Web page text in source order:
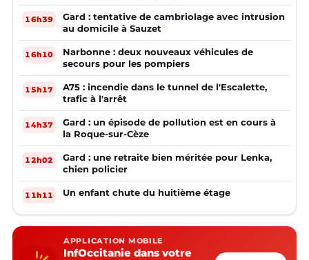
16h39
Gard : tentative de cambriolage avec intrusion
au domicile à Sauzet
16h10
Narbonne : deux nouveaux véhicules de
secours pour les pompiers
15h17
A75 : incendie dans le tunnel de l'Escalette,
trafic à l'arrêt
14h37
Gard : un épisode de pollution est en cours à
la Roque-sur-Cèze
12h02
Gard : une retraite bien méritée pour Lenka,
chien policier
11h11 Un enfant chute du huitième étage
APPLICATION MOBILE
InfOccitanie dans votre